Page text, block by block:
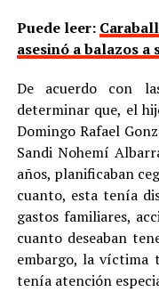
Puede leer:
asesinó a balazos a
De acuerdo con
determinar que, el
Domingo Rafael
Sandi Nohemí
años, planificaban
cuanto, esta tenía
gastos familiares,
cuanto deseaban
embargo, la víctima
tenía atención